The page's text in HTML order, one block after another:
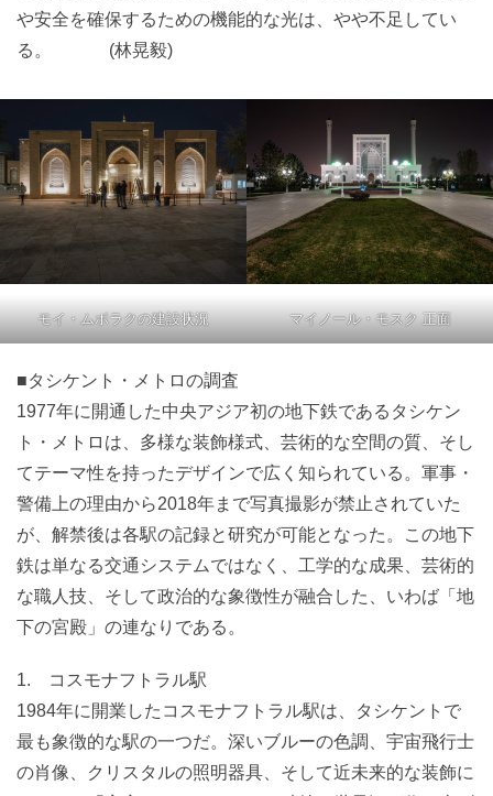
や安全を確保するための機能的な光は、やや不足してい
る。 (林晃毅)
モイ・ムボラクの建設状況 マイノール・モスク 正面
■タシケント・メトロの調査
1977年に開通した中央アジア初の地下鉄であるタシケン
ト・メトロは、多様な装飾様式、芸術的な空間の質、そし
てテーマ性を持ったデザインで広く知られている。軍事・
警備上の理由から2018年まで写真撮影が禁止されていた
が、解禁後は各駅の記録と研究が可能となった。この地下
鉄は単なる交通システムではなく、工学的な成果、芸術的
な職人技、そして政治的な象徴性が融合した、いわば「地
下の宮殿」の連なりである。
1. コスモナフトラル駅
1984年に開業したコスモナフトラル駅は、タシケントで
最も象徴的な駅の一つだ。深いブルーの色調、宇宙飛行士
の肖像、クリスタルの照明器具、そして近未来的な装飾に